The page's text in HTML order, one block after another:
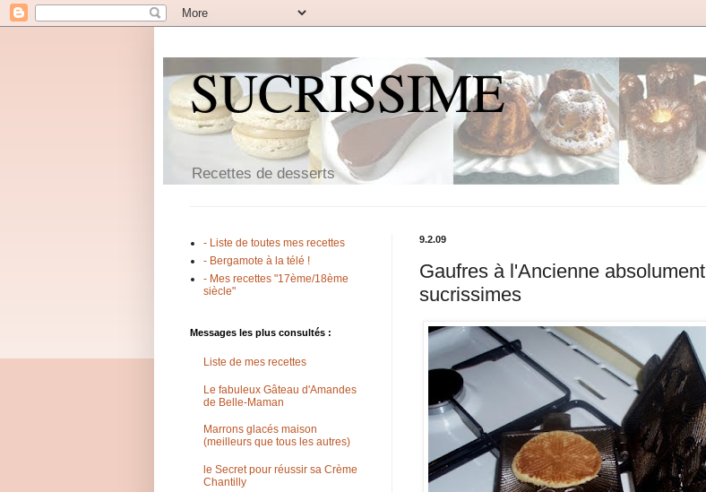
SUCRISSIME
Recettes de desserts
9.2.09
Gaufres à l'Ancienne absolument
sucrissimes
- Liste de toutes mes recettes
- Bergamote à la télé !
- Mes recettes "17ème/18ème
siècle"
Messages les plus consultés :
Liste de mes recettes
Le fabuleux Gâteau d'Amandes
de Belle-Maman
Marrons glacés maison
(meilleurs que tous les autres)
le Secret pour réussir sa Crème
Chantilly